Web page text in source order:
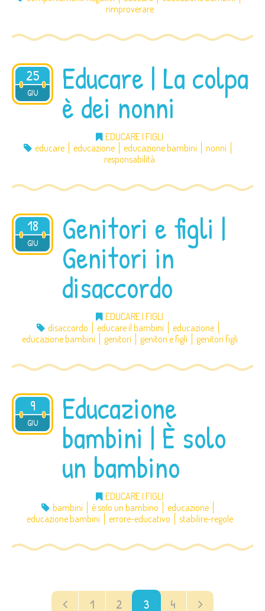
rimproverare
25
GIU
2012 Educare | La colpa
è dei nonni
EDUCARE I FIGLI
educare
educazione educazione bambini
nonni
responsabilità
18
GIU
2012 Genitori e figli |
Genitori in
disaccordo
EDUCARE I FIGLI
disaccordo
educare il bambini
educazione
educazione bambini
genitori genitori e figli genitori figli
9
GIU
2012 Educazione
bambini | È solo
un bambino
EDUCARE I FIGLI
bambini
è solo un bambino
educazione
educazione bambini
errore-educativo stabilire-regole
1 2 3 4